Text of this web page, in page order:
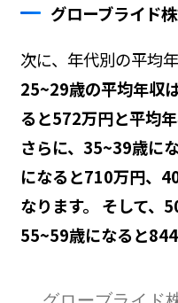
グローブライド
次に、年代別の平均
25~29歳の平均年収
ると572万円と平均
さらに、35~39歳に
になると710万円、
なります。 そして、
55~59歳になると844